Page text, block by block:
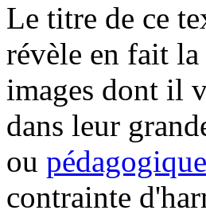
Le titre de ce
révèle en fait
images dont il
dans leur
ou
contrainte